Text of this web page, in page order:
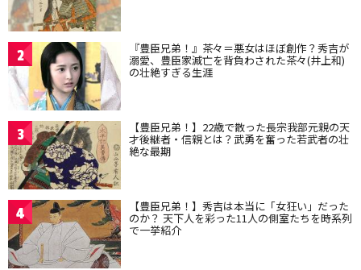
2 『豊臣兄弟！』茶々＝悪女はほぼ創作？秀吉が
溺愛、豊臣家滅亡を背負わされた茶々(井上和)
の壮絶すぎる生涯
3 【豊臣兄弟！】22歳で散った長宗我部元親の天
才後継者・信親とは？武勇を奮った若武者の壮
絶な最期
4 【豊臣兄弟！】秀吉は本当に「女狂い」だった
のか？ 天下人を彩った11人の側室たちを時系列
で一挙紹介